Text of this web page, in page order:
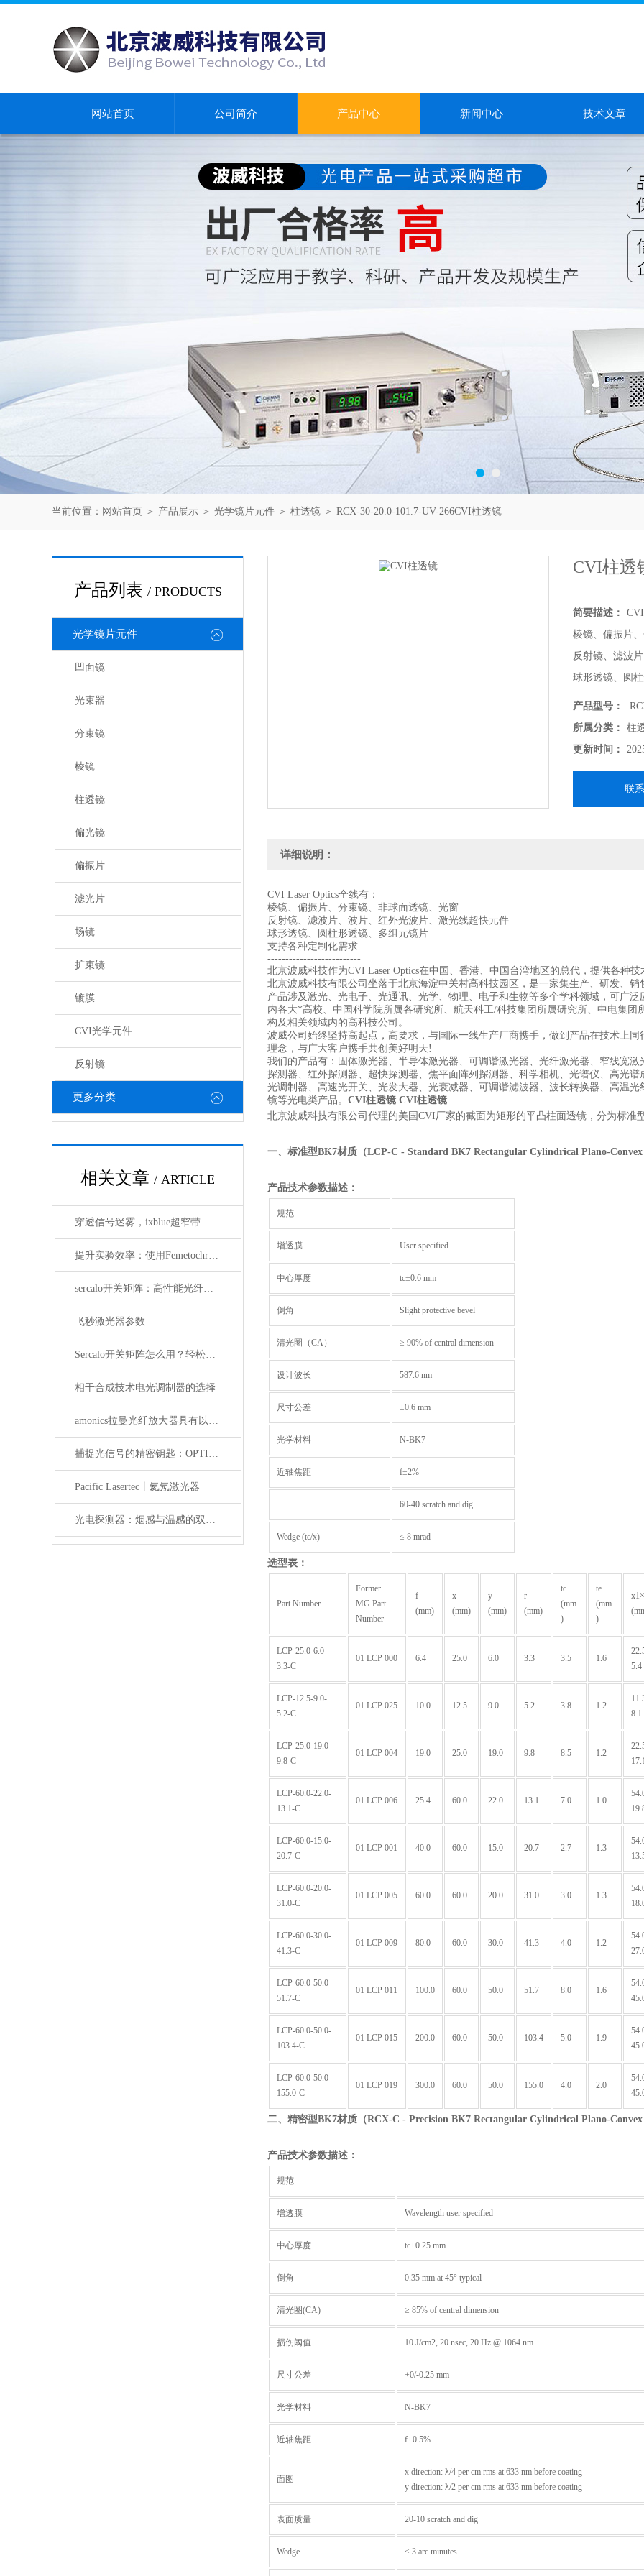
网站首页 公司简介 产品中心 新闻中心 技术文章
当前位置： 网站首页 ＞ 产品展示 ＞ 光学镜片元件 ＞ 柱透镜 ＞ RCX-30-20.0-101.7-UV-266CVI柱透镜
产品列表 / PRODUCTS
光学镜片元件
凹面镜
光束器
分束镜
棱镜
柱透镜
偏光镜
偏振片
滤光片
场镜
扩束镜
镀膜
CVI光学元件
反射镜
更多分类
相关文章 / ARTICLE
穿透信号迷雾，ixblue超窄带宽滤波器如何重塑精密光学通信边界
提升实验效率：使用Femetochrome快速扫描自相关仪的优势
sercalo开关矩阵：高性能光纤连接的革新者
飞秒激光器参数
Sercalo开关矩阵怎么用？轻松实现光路智能切换
相干合成技术电光调制器的选择
amonics拉曼光纤放大器具有以下四大优点
捕捉光信号的精密钥匙：OPTILAB光电探测器解析
Pacific Lasertec丨氦氖激光器
光电探测器：烟感与温感的双重角色
CVI柱透
简要描述：
棱镜、偏振片
反射镜、滤波
球形透镜、圆
支持各种定制
北京波威科技
产品型号：
所属分类：
柱
更新时间：
联
详细说明：
CVI Laser Optics全线有：
棱镜、偏振片、分束镜、非球面透镜、光窗
反射镜、滤波片、波片、红外光波片、激光线超快元件
球形透镜、圆柱形透镜、多组元镜片
支持各种定制化需求
--------------------------
北京波威科技作为CVI Laser Optics在中国、香港、中国台湾地区的总代，提供各种技
北京波威科技有限公司坐落于北京海淀中关村高科技园区，是一家集生产、研发、销
产品涉及激光、光电子、光通讯、光学、物理、电子和生物等多个学科领域，可广
内各大*高校、中国科学院所属各研究所、航天科工/科技集团所属研究所、中电集
构及相关领域内的高科技公司。
波威公司始终坚持高起点，高要求，与国际一线生产厂商携手，做到产品在技术上
理念，与广大客户携手共创美好明天!
我们的产品有：固体激光器、半导体激光器、可调谐激光器、光纤激光器、窄线宽
探测器、红外探测器、超快探测器、焦平面阵列探测器、科学相机、光谱仪、高光
光调制器、高速光开关、光发大器、光衰减器、可调谐滤波器、波长转换器、高温
镜等光电类产品。 CVI柱透镜 CVI柱透镜
北京波威科技有限公司代理的美国CVI厂家的截面为矩形的平凸柱面透镜，分为标准
一、标准型BK7材质（LCP-C - Standard BK7 Rectangular Cylindrical Plano-Convex
产品技术参数描述：
规范
增透膜 User specified
中心厚度 tc±0.6 mm
倒角 Slight protective bevel
清光圈（CA） ≥ 90% of central dimension
设计波长 587.6 nm
尺寸公差 ±0.6 mm
光学材料 N-BK7
近轴焦距 f±2%
60-40 scratch and dig
Wedge (tc/x) ≤ 8 mrad
选型表：
Part Number
Former
MG Part
Number
f
(mm)
x
(mm)
y
(mm)
r
(mm)
tc
(mm
)
te
(mm
)
LCP-25.0-6.0-
3.3-C
01 LCP 000 6.4 25.0 6.0 3.3 3.5 1.6
5.4
LCP-12.5-9.0-
5.2-C
01 LCP 025 10.0 12.5 9.0 5.2 3.8 1.2
8.1
LCP-25.0-19.0-
9.8-C
01 LCP 004 19.0 25.0 19.0 9.8 8.5 1.2
LCP-60.0-22.0-
13.1-C
01 LCP 006 25.4 60.0 22.0 13.1 7.0 1.0
LCP-60.0-15.0-
20.7-C
01 LCP 001 40.0 60.0 15.0 20.7 2.7 1.3
LCP-60.0-20.0-
31.0-C
01 LCP 005 60.0 60.0 20.0 31.0 3.0 1.3
LCP-60.0-30.0-
41.3-C
01 LCP 009 80.0 60.0 30.0 41.3 4.0 1.2
LCP-60.0-50.0-
51.7-C
01 LCP 011 100.0 60.0 50.0 51.7 8.0 1.6
LCP-60.0-50.0-
103.4-C
01 LCP 015 200.0 60.0 50.0 103.4 5.0 1.9
LCP-60.0-50.0-
155.0-C
01 LCP 019 300.0 60.0 50.0 155.0 4.0 2.0
二、精密型BK7材质（RCX-C - Precision BK7 Rectangular Cylindrical Plano-Convex
产品技术参数描述：
规范
增透膜 Wavelength user specified
中心厚度 tc±0.25 mm
倒角 0.35 mm at 45° typical
清光圈(CA) ≥ 85% of central dimension
损伤阈值 10 J/cm2, 20 nsec, 20 Hz @ 1064 nm
尺寸公差 +0/-0.25 mm
光学材料 N-BK7
近轴焦距 f±0.5%
面图
x direction: λ/4 per cm rms at 633 nm before coating
y direction: λ/2 per cm rms at 633 nm before coating
表面质量 20-10 scratch and dig
Wedge ≤ 3 arc minutes